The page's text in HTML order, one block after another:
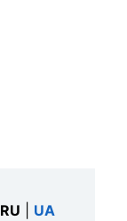
RU UA